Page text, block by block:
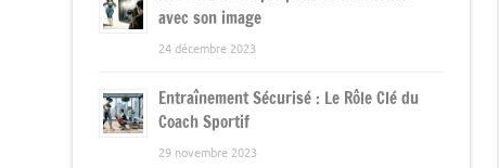
avec son image
24 décembre 2023
Entraînement Sécurisé : Le Rôle Clé du
Coach Sportif
29 novembre 2023